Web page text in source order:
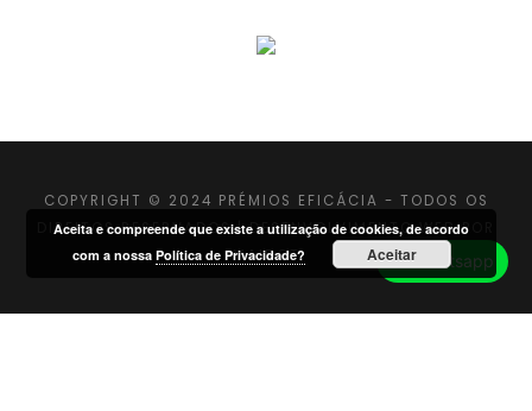
COPYRIGHT © 2024 PRÉMIOS EFICÁCIA - TODOS OS
DIREITOS RESERVADOS |DESENVOLVIMENTO WEBPOR
MAIDOT
Aceita e compreende que existe a utilização de cookies, de acordo
com a nossa Política de Privacidade? AceitarWhatsapp